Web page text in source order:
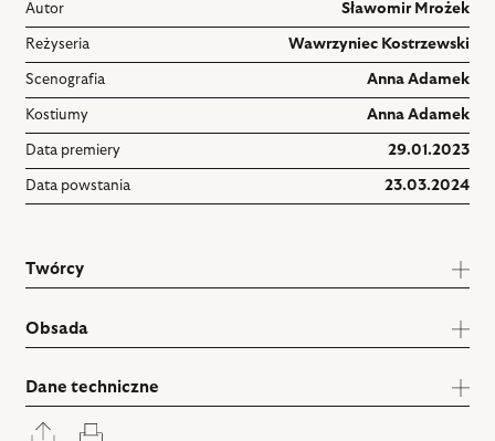
Autor Sławomir Mrożek
Reżyseria Wawrzyniec Kostrzewski
Scenografia Anna Adamek
Kostiumy Anna Adamek
Data premiery 29.01.2023
Data powstania 23.03.2024
Twórcy
Obsada
Dane techniczne
Rozwiń